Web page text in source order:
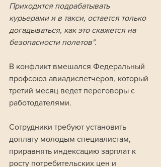
Приходится подрабатывать
курьерами и в такси, остается только
догадываться, как это скажется на
безопасности полетов".
В конфликт вмешался Федеральный
профсоюз авиадиспетчеров, который
третий месяц ведет переговоры с
работодателями.
Сотрудники требуют установить
доплату молодым специалистам,
приравнять индексацию зарплат к
росту потребительских цен и